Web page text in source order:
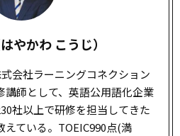
やかわ こうじ）
会社ラーニングコネクション
講師として、英語公用語化企業
社以上で研修を担当してきた
えている。TOEIC990点(満